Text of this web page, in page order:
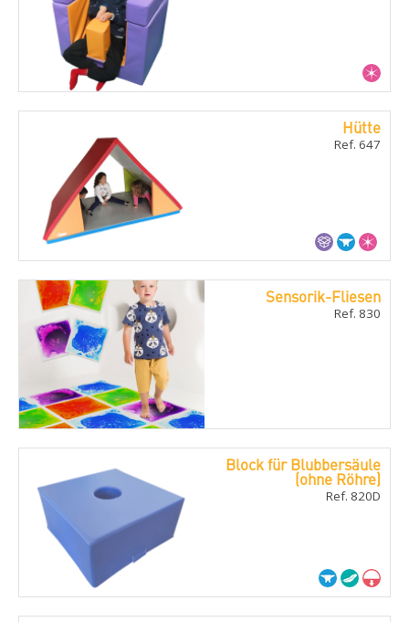
Hütte
Ref. 647
Sensorik-Fliesen
Ref. 830
Block für Blubbersäule
(ohne Röhre)
Ref. 820D